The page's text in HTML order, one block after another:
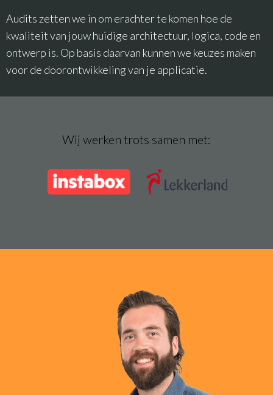
Audits zetten we in om erachter te komen hoe de
kwaliteit van jouw huidige architectuur, logica, code en
ontwerp is. Op basis daarvan kunnen we keuzes maken
voor de doorontwikkeling van je applicatie.
Wij werken trots samen met: